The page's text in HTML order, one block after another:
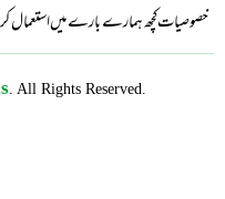
خصوصیاتکچھ ہمارے بارے میںاستعمال
. All Rights Reserved.